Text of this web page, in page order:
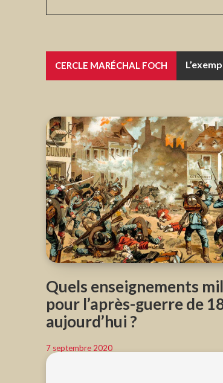
CERCLE MARÉCHAL FOCH
Quels enseignements
pour l’après-guerre de
aujourd’hui ?
7 septembre 2020